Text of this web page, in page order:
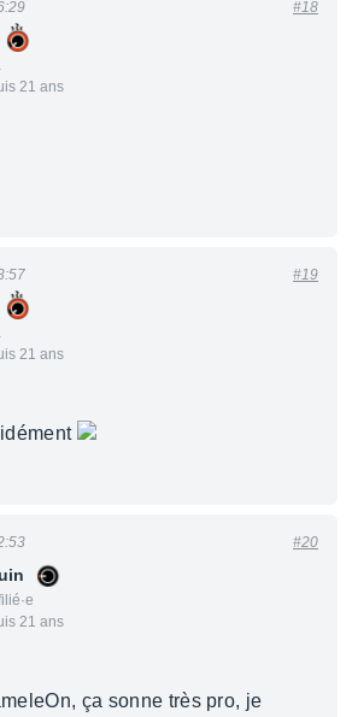
21 ans
#18
21 ans
#19
21 ans
#20
ça sonne très pro, je